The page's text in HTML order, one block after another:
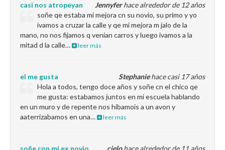
Jennyferhace alrededor de 12 años
casi nos atropeyan
soñe qe estaba mi mejora cn su novio, su primo y yo
ivamos a cruzar la calle y qe mi mejora m jalo de la
mano, no nos fijamos q venian carros y luego ivamos a la
mitad d la calle…
leer más
Stephaniehace casi 17 años
el me gusta
Hola a todos, tengo doce años y soñe cn el chico qe
me gusta: estabamos juntos en mi escuela hablando
en un muro y de repente nos hibamois a un avon y
aaterrizabamos en una…
leer más
cielohace alrededor de 11 años
soñe con mi ex novio